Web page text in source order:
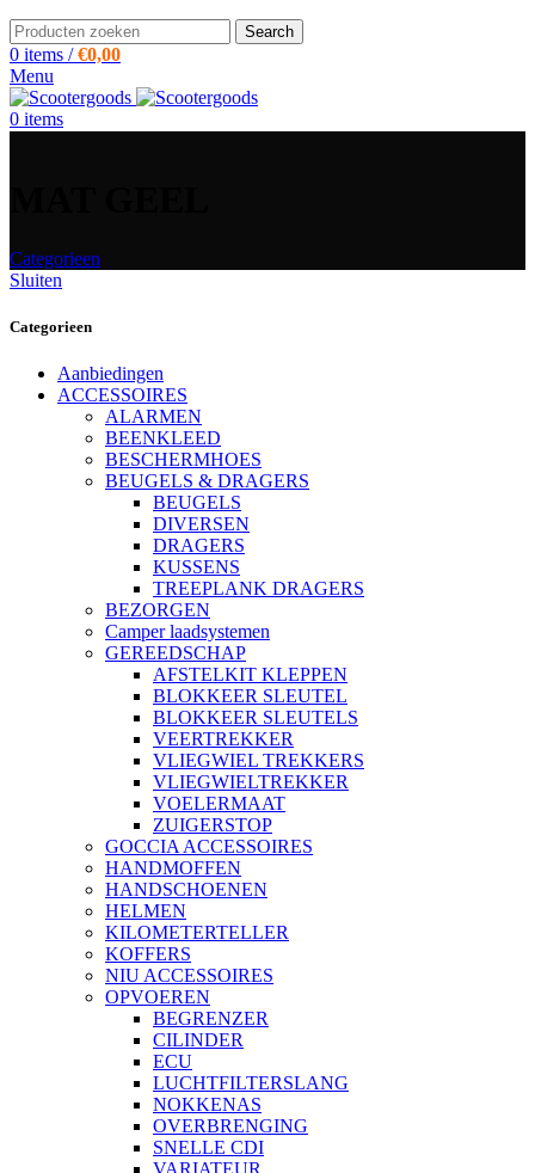
Search
0 items / €0,00
Menu
0 items
Categorieen
Sluiten
Categorieen
Aanbiedingen
ACCESSOIRES
ALARMEN
BEENKLEED
BESCHERMHOES
BEUGELS & DRAGERS
BEUGELS
DIVERSEN
DRAGERS
KUSSENS
TREEPLANK DRAGERS
BEZORGEN
Camper laadsystemen
GEREEDSCHAP
AFSTELKIT KLEPPEN
BLOKKEER SLEUTEL
BLOKKEER SLEUTELS
VEERTREKKER
VLIEGWIEL TREKKERS
VLIEGWIELTREKKER
VOELERMAAT
ZUIGERSTOP
GOCCIA ACCESSOIRES
HANDMOFFEN
HANDSCHOENEN
HELMEN
KILOMETERTELLER
KOFFERS
NIU ACCESSOIRES
OPVOEREN
BEGRENZER
CILINDER
ECU
LUCHTFILTERSLANG
NOKKENAS
OVERBRENGING
SNELLE CDI